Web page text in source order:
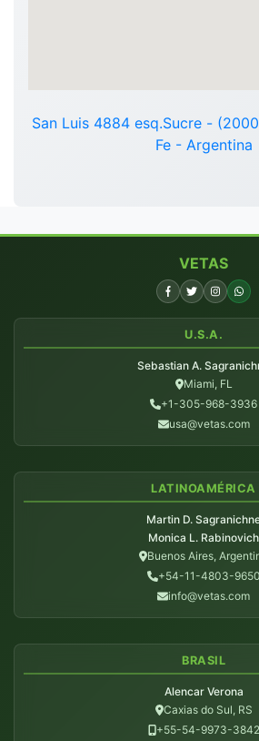
San Luis 4884 esq.Sucre -
Fe - Argentina
VETAS
U.S.A.
Sebastian A.
Miami, FL
+1-305-968-3936
usa@vetas.com
LATINOAMÉRICA
Martin D.
Monica L. Rabinovich
Buenos Aires,
+54-11-4803-9650
info@vetas.com
BRASIL
Alencar Verona
Caxias do Sul, RS
+55-54-9973-3842